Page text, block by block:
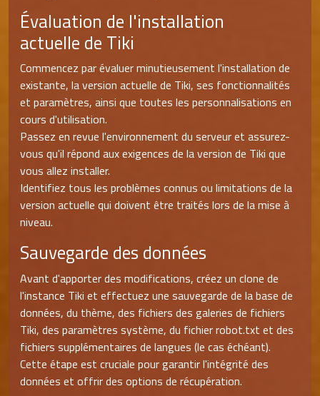
Évaluation de l'installation
actuelle de Tiki
Commencez par évaluer minutieusement l'installation de
existante, la version actuelle de Tiki, ses fonctionnalités
et paramètres, ainsi que toutes les personnalisations en
cours d'utilisation.
Passez en revue l'environnement du serveur et assurez-
vous qu'il répond aux exigences de la version de Tiki que
vous allez installer.
Identifiez tous les problèmes connus ou limitations de la
version actuelle qui doivent être traités lors de la mise à
niveau.
Sauvegarde des données
Avant d'apporter des modifications, créez un clone de
l'instance Tiki et effectuez une sauvegarde de la base de
données, du thème, des fichiers des galeries de fichiers
Tiki, des paramètres système, du fichier robot.txt et des
fichiers supplémentaires de langues (le cas échéant).
Cette étape est cruciale pour garantir l'intégrité des
données et offrir des options de récupération.